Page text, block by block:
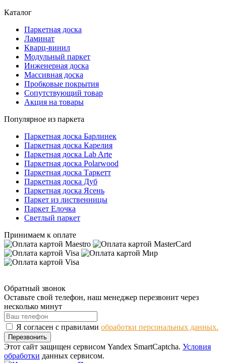
Каталог
Паркетная доска
Ламинат
Кварц-винил
Модульный паркет
Инженерная доска
Массивная доска
Пробковые покрытия
Сопутствующий товар
Акция на товары
Популярное из паркета
Паркетная доска Барлинек
Паркетная доска Карелия
Паркетная доска Lab Arte
Паркетная доска Polarwood
Паркетная доска Таркетт
Паркетная доска Дуб
Паркетная доска Ясень
Паркет из лиственницы
Паркет Елочка
Светлый паркет
Принимаем к оплате
Обратный звонок
Оставьте свой телефон, наш менеджер перезвонит через
несколько минут
Я согласен с правилами обработки персональных данных.
Перезвонить
Этот сайт защищен сервисом Yandex SmartCaptcha. Условия
обработки данных сервисом.